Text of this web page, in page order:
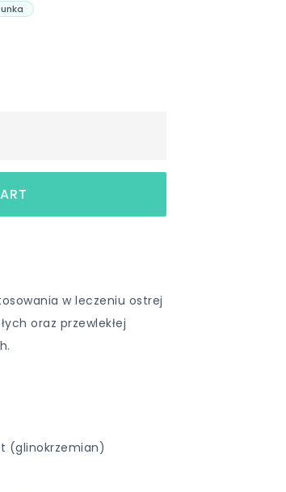
w leczeniu ostrej
oraz przewlekłej
(glinokrzemian)